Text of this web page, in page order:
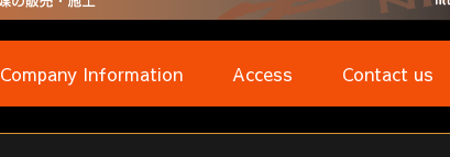
Company Information Access Contact us